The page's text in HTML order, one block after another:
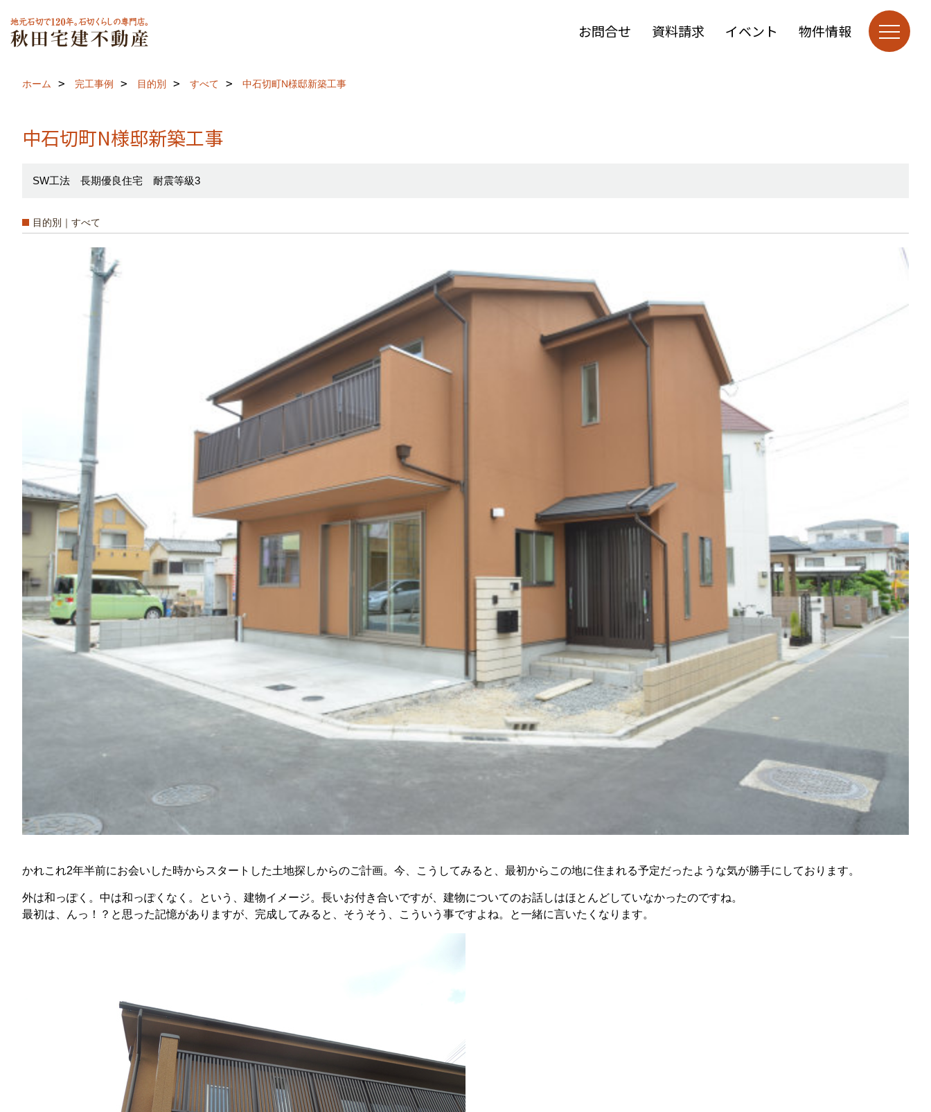
お問合せ 資料請求 イベント 物件情報
ホーム 完工事例 目的別 すべて 中石切町N様邸新築工事
中石切町N様邸新築工事
SW工法 長期優良住宅 耐震等級3
目的別｜すべて
かれこれ2年半前にお会いした時からスタートした土地探しからのご計画。今、こうしてみると、最初からこの地に住まれる予定だったような気が勝手にしております。
外は和っぽく。中は和っぽくなく。という、建物イメージ。長いお付き合いですが、建物についてのお話しはほとんどしていなかったのですね。
最初は、んっ！？と思った記憶がありますが、完成してみると、そうそう、こういう事ですよね。と一緒に言いたくなります。